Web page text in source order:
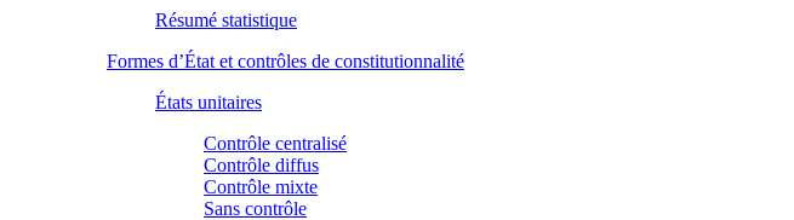
Résumé statistique
Formes d’État et contrôles de constitutionnalité
États unitaires
Contrôle centralisé
Contrôle diffus
Contrôle mixte
Sans contrôle